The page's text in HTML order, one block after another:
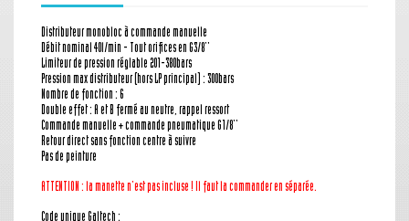
Distributeur monobloc à commande manuelle
Débit nominal 40l/min - Tout orifices en G3/8''
Limiteur de pression réglable 201-380bars
Pression max distributeur (hors LP principal) : 300bars
Nombre de fonction : 6
Double effet : A et B fermé au neutre, rappel ressort
Commande manuelle + commande pneumatique G1/8''
Retour direct sans fonction centre à suivre
Pas de peinture
ATTENTION : la manette n'est pas incluse ! Il faut la commander en séparée.
Code unique Galtech :